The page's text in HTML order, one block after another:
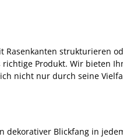
strukturieren
Produkt. Wir bieten
nicht nur durch seine
Blickfang in